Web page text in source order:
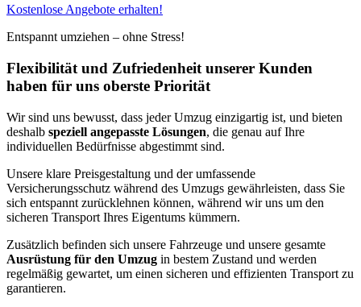
Kostenlose Angebote erhalten!
Entspannt umziehen – ohne Stress!
Flexibilität und Zufriedenheit unserer Kunden
haben für uns oberste Priorität
Wir sind uns bewusst, dass jeder Umzug einzigartig ist, und bieten
deshalb speziell angepasste Lösungen, die genau auf Ihre
individuellen Bedürfnisse abgestimmt sind.
Unsere klare Preisgestaltung und der umfassende
Versicherungsschutz während des Umzugs gewährleisten, dass Sie
sich entspannt zurücklehnen können, während wir uns um den
sicheren Transport Ihres Eigentums kümmern.
Zusätzlich befinden sich unsere Fahrzeuge und unsere gesamte
Ausrüstung für den Umzug in bestem Zustand und werden
regelmäßig gewartet, um einen sicheren und effizienten Transport zu
garantieren.